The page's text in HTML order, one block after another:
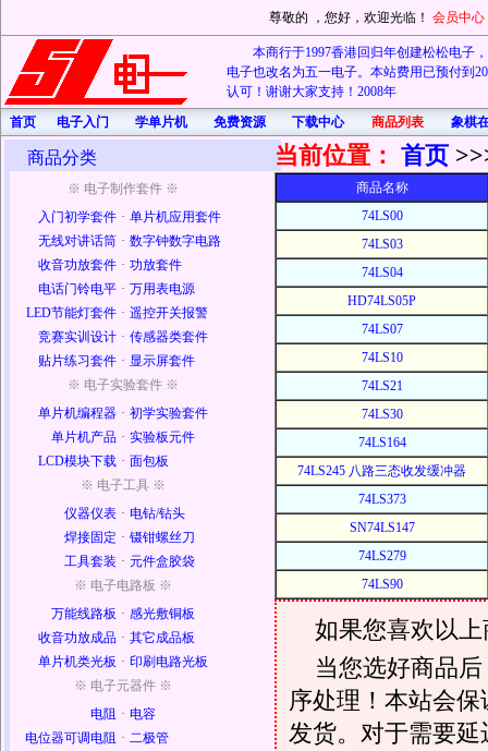
尊敬的 ，您好，欢迎光临！ 会员中心
本商行于1997香港回归年创建松松电子
电子也改名为五一电子。本站费用已预付到
认可！谢谢大家支持！2008年
首页
电子入门 学单片机 免费资源 下载中心 商品列表 象棋
商品分类
※ 电子制作套件 ※
入门初学套件 · 单片机应用套件
无线对讲话筒 · 数字钟数字电路
收音功放套件 · 功放套件
电话门铃电平 · 万用表电源
LED节能灯套件 · 遥控开关报警
竞赛实训设计 · 传感器类套件
贴片练习套件 · 显示屏套件
※ 电子实验套件 ※
单片机编程器 · 初学实验套件
单片机产品 · 实验板元件
LCD模块下载 · 面包板
※ 电子工具 ※
仪器仪表 · 电钻/钻头
焊接固定 · 镊钳螺丝刀
工具套装 · 元件盒胶袋
※ 电子电路板 ※
万能线路板 · 感光敷铜板
收音功放成品 · 其它成品板
单片机类光板 · 印刷电路光板
※ 电子元器件 ※
电阻 · 电容
电位器可调电阻 · 二极管
当前位置： 首页
商品名称
74LS00
74LS03
74LS04
HD74LS05P
74LS07
74LS10
74LS21
74LS30
74LS164
74LS245 八路三态收发缓冲器
74LS373
SN74LS147
74LS279
74LS90
如果您喜欢以
当您选好商品
序处理！本站会
发货。对于需要